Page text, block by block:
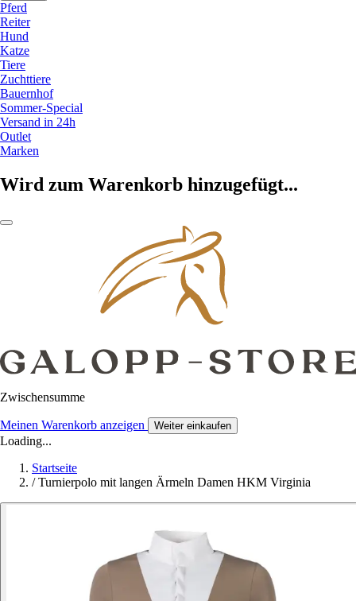
Pferd
Reiter
Hund
Katze
Tiere
Zuchttiere
Bauernhof
Sommer-Special
Versand in 24h
Outlet
Marken
Wird zum Warenkorb hinzugefügt...
Zwischensumme
Meinen Warenkorb anzeigen Weiter einkaufen
Loading...
Startseite
/ Turnierpolo mit langen Ärmeln Damen HKM Virginia